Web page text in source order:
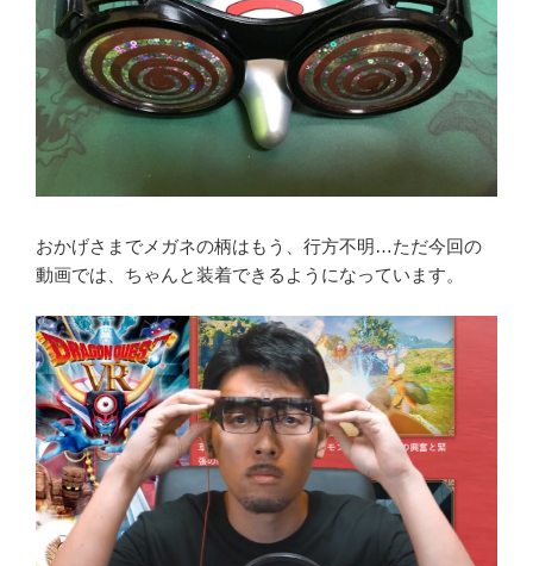
おかげさまでメガネの柄はもう、行方不明…ただ今回の
動画では、ちゃんと装着できるようになっています。